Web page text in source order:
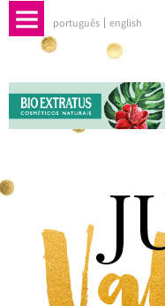
português english